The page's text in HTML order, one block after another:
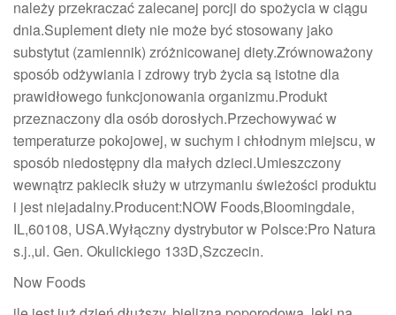
należy przekraczać zalecanej porcji do spożycia w ciągu
dnia.Suplement diety nie może być stosowany jako
substytut (zamiennik) zróżnicowanej diety.Zrównoważony
sposób odżywiania i zdrowy tryb życia są istotne dla
prawidłowego funkcjonowania organizmu.Produkt
przeznaczony dla osób dorosłych.Przechowywać w
temperaturze pokojowej, w suchym i chłodnym miejscu, w
sposób niedostępny dla małych dzieci.Umieszczony
wewnątrz pakiecik służy w utrzymaniu świeżości produktu
i jest niejadalny.Producent:NOW Foods,Bloomingdale,
IL,60108, USA.Wyłączny dystrybutor w Polsce:Pro Natura
s.j.,ul. Gen. Okulickiego 133D,Szczecin.
Now Foods